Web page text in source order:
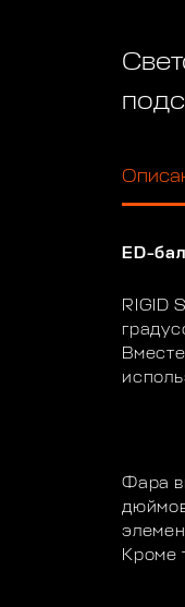
ED-
RIGID
Фара
Кроме